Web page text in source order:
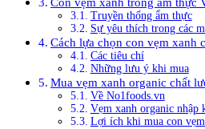
Truyền thống ẩm thực
Sự yêu thích trong các
Cách lựa chọn con vẹm xanh
Các tiêu chí
Những lưu ý khi mua
Mua vẹm xanh organic chất
Về No1foods.vn
Vẹm xanh organic nhập
Lợi ích khi mua con